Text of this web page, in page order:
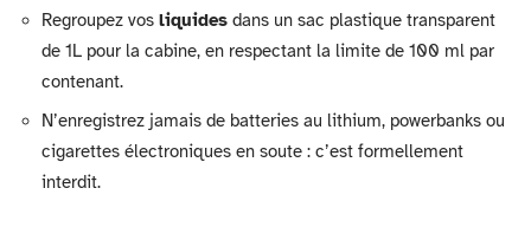
Regroupez vos liquides dans un sac plastique transparent
de 1L pour la cabine, en respectant la limite de 100 ml par
contenant.
N’enregistrez jamais de batteries au lithium, powerbanks ou
cigarettes électroniques en soute : c’est formellement
interdit.